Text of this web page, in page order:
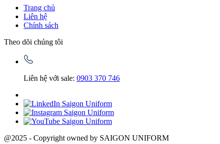
Trang chủ
Liên hệ
Chính sách
Theo dõi chúng tôi
Liên hệ với sale: 0903 370 746
@2025 - Copyright owned by SAIGON UNIFORM